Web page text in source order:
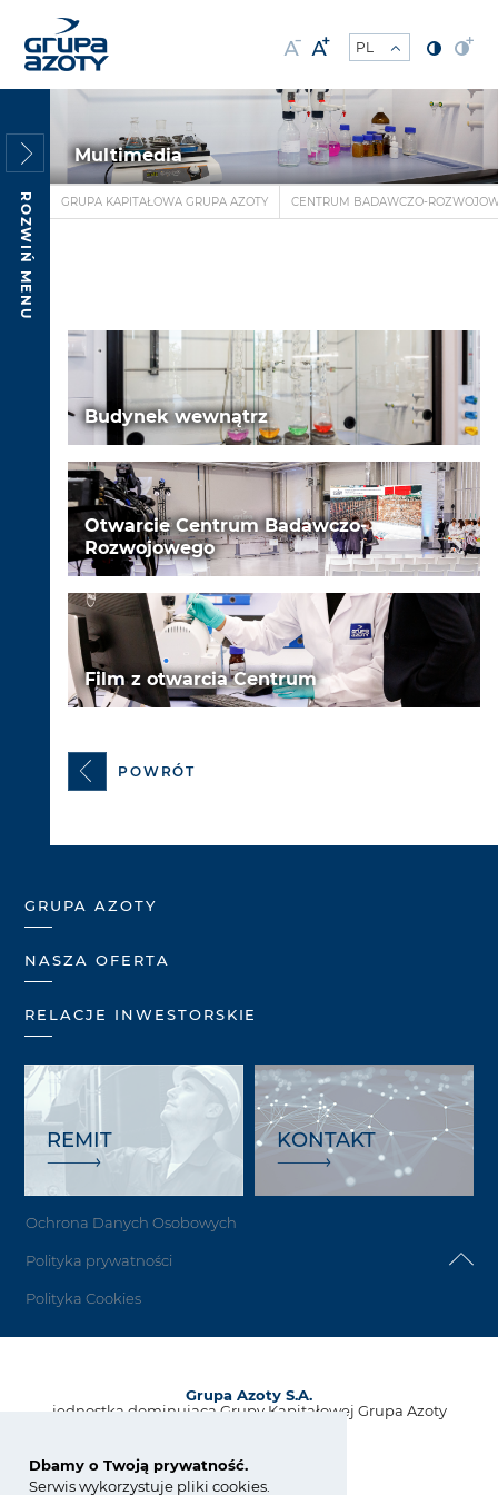
Dbamy o Twoją prywatność.
Serwis wykorzystuje pliki cookies.
ROZWIŃ MENU
Multimedia
GRUPA KAPITAŁOWA GRUPA AZOTY CENTRUM BADAWCZO-
Budynek wewnątrz
Otwarcie Centrum Badawczo-
Rozwojowego
Film z otwarcia Centrum
POWRÓT
GRUPA AZOTY
NASZA OFERTA
RELACJE INWESTORSKIE
REMIT KONTAKT
Ochrona Danych Osobowych
Polityka prywatności
Polityka Cookies
Grupa Azoty S.A.
jednostka dominująca Grupy Kapitałowej Grupa Azoty
33-101 Tarnów, Polska